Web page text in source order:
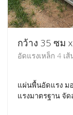
กว้าง 35 ซม
อัดแรงเหล็ก 4 เ
แผ่นพื้นอัดแรง ม
แรงมาตรฐาน จั